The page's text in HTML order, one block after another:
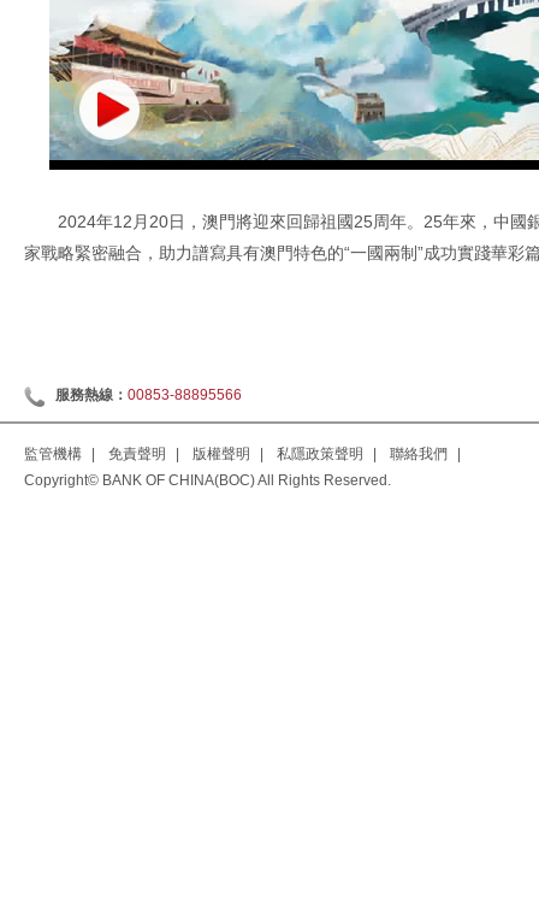
2024年12月20日，澳門將迎來回歸祖國25周年。25年來，中國
家戰略緊密融合，助力譜寫具有澳門特色的“一國兩制”成功實踐華彩
服務熱線： 00853-88895566
監管機構 免責聲明 版權聲明 私隱政策聲明 聯絡我們
Copyright© BANK OF CHINA(BOC) All Rights Reserved.